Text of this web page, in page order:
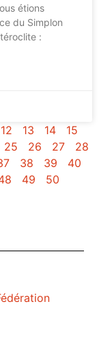
étions
du Simplon
:
12 13 14
15
25 26 27
28
38 39
40
49 50